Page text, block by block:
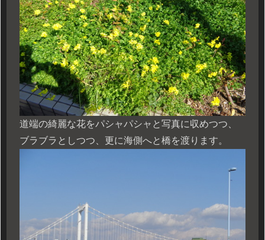
道端の綺麗な花をパシャパシャと写真に収めつつ、
ブラブラとしつつ、更に海側へと橋を渡ります。